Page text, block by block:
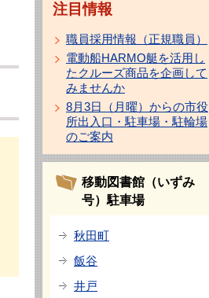
注目情報
職員採用情報（正規職員）
電動船HARMO艇を活用し
たクルーズ商品を企画して
みませんか
8月3日（月曜）からの市役
所出入口・駐車場・駐輪場
のご案内
移動図書館（いずみ
号）駐車場
秋田町
飯谷
井戸